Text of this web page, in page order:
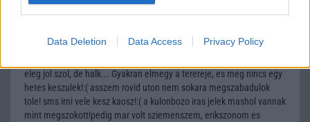
Data Deletion Data Access Privacy Policy
Vadbarom
eleg jol szol, de halk... Gyakran elmegy a terereje, es meg nincs egy
hetes keszulek!:( asszem rovid uton nem sokara megszabadulok
tole! sms irni vele kesz kaosz!:( a kulonbozo iras jelek mashol vannak
mint megszokott!pedig mar volt sziemenszem, erikszonom es